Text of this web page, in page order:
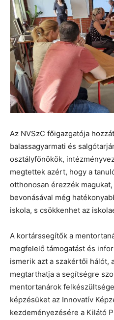
Az NVSzC főigazgatója
balassagyarmati és
osztályfőnökök,
megtettek azért, hogy a
otthonosan érezzék
bevonásával még
iskola, s csökkenhet az
A kortárssegítők a
megfelelő támogatást és
ismerik azt a szakértői hálót,
megtarthatja a segítségre
mentortanárok
képzésüket az Innovatív
kezdeményezésére a Kilátó